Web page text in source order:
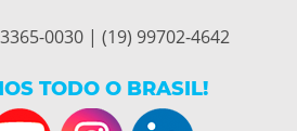
0030 | (19) 99702-4642
TODO O BRASIL!